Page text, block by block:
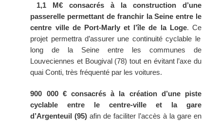
1,1 M€ consacrés à la construction d’une
passerelle permettant de franchir la Seine entre le
centre ville de Port-Marly et l’île de la Loge. Ce
projet permettra d’assurer une continuité cyclable le
long de la Seine entre les communes de
Louveciennes et Bougival (78) tout en évitant l’axe du
quai Conti, très fréquenté par les voitures.
900 000€ consacrés à la création d’une piste
cyclable entre le centre-ville
et
la gare
d’Argenteuil (95)afin de faciliter l’accès à la gare en